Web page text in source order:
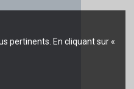
pertinents. En cliquant sur «